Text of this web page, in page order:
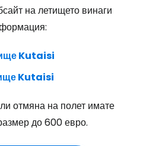
на летището винаги
Kutaisi
Kutaisi
отмяна на полет имате
до 600 евро.